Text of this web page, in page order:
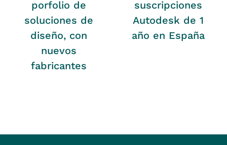
porfolio de
soluciones de
diseño, con
nuevos
fabricantes
suscripciones
Autodesk de 1
año en España